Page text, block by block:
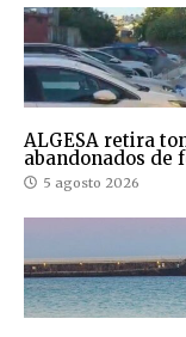
ALGESA retira
abandonados de
5 agosto 2026